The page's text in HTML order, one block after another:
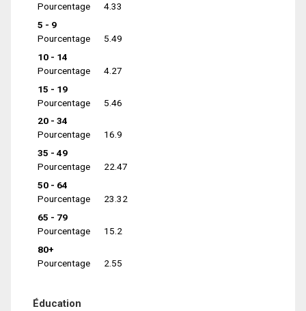
Pourcentage
4.33
5 - 9
Pourcentage
5.49
10 - 14
Pourcentage
4.27
15 - 19
Pourcentage
5.46
20 - 34
Pourcentage
16.9
35 - 49
Pourcentage
22.47
50 - 64
Pourcentage
23.32
65 - 79
Pourcentage
15.2
80+
Pourcentage
2.55
Éducation